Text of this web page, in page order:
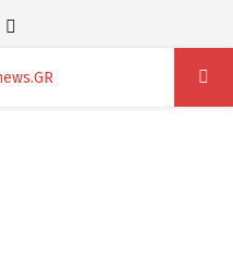
Instagram